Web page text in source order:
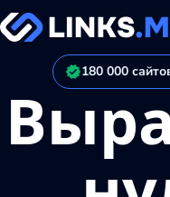
180 000